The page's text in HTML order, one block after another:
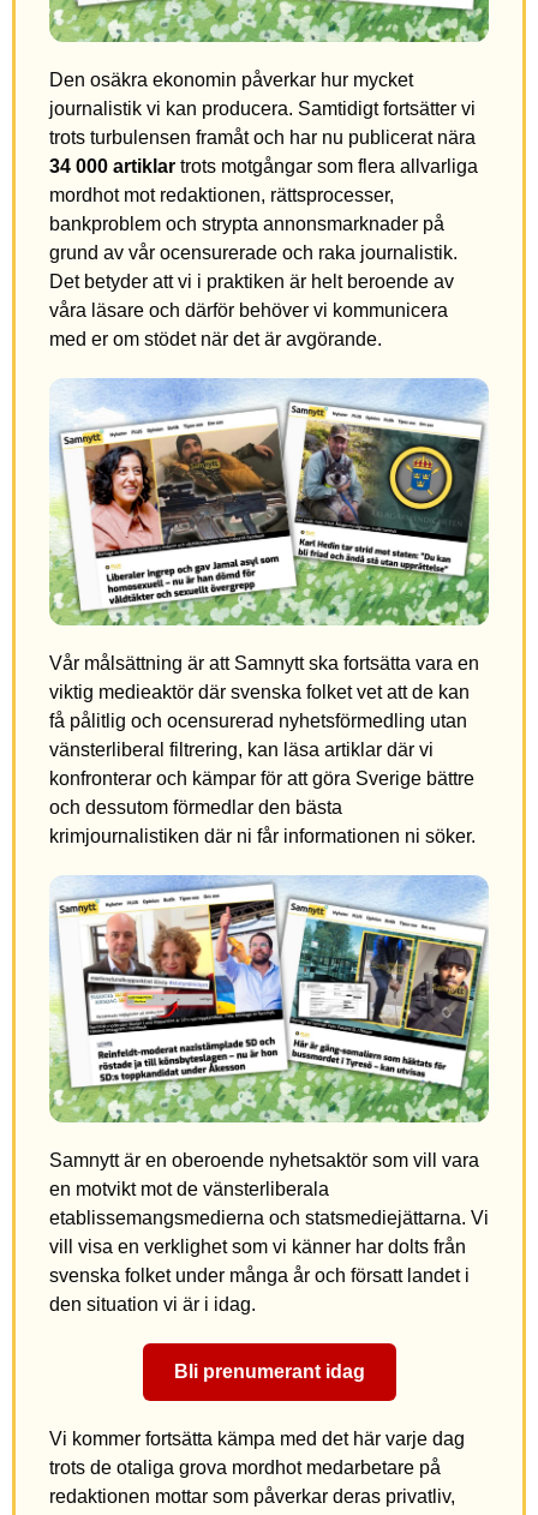
Den osäkra ekonomin påverkar hur mycket
journalistik vi kan producera. Samtidigt fortsätter vi
trots turbulensen framåt och har nu publicerat nära
34 000 artiklar trots motgångar som flera allvarliga
mordhot mot redaktionen, rättsprocesser,
bankproblem och strypta annonsmarknader på
grund av vår ocensurerade och raka journalistik.
Det betyder att vi i praktiken är helt beroende av
våra läsare och därför behöver vi kommunicera
med er om stödet när det är avgörande.
Vår målsättning är att Samnytt ska fortsätta vara en
viktig medieaktör där svenska folket vet att de kan
få pålitlig och ocensurerad nyhetsförmedling utan
vänsterliberal filtrering, kan läsa artiklar där vi
konfronterar och kämpar för att göra Sverige bättre
och dessutom förmedlar den bästa
krimjournalistiken där ni får informationen ni söker.
Samnytt är en oberoende nyhetsaktör som vill vara
en motvikt mot de vänsterliberala
etablissemangsmedierna och statsmediejättarna. Vi
vill visa en verklighet som vi känner har dolts från
svenska folket under många år och försatt landet i
den situation vi är i idag.
Bli prenumerant idag
Vi kommer fortsätta kämpa med det här varje dag
trots de otaliga grova mordhot medarbetare på
redaktionen mottar som påverkar deras privatliv,